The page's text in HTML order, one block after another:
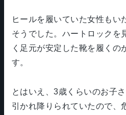
ヒールを履いていた女性もい
そうでした。ハートロックを
く足元が安定した靴を履くの
す。
とはいえ、3歳くらいのお子
引かれ降りられていたので、